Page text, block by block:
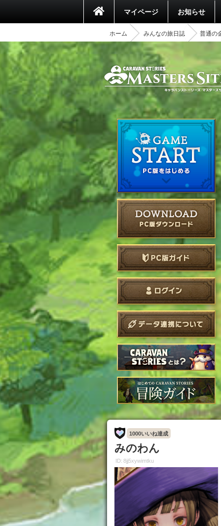
マイページ お知らせ
ホーム みんなの旅日誌 普通の
1000いいね達成
みのわん
ID: 8jj5xywimtku